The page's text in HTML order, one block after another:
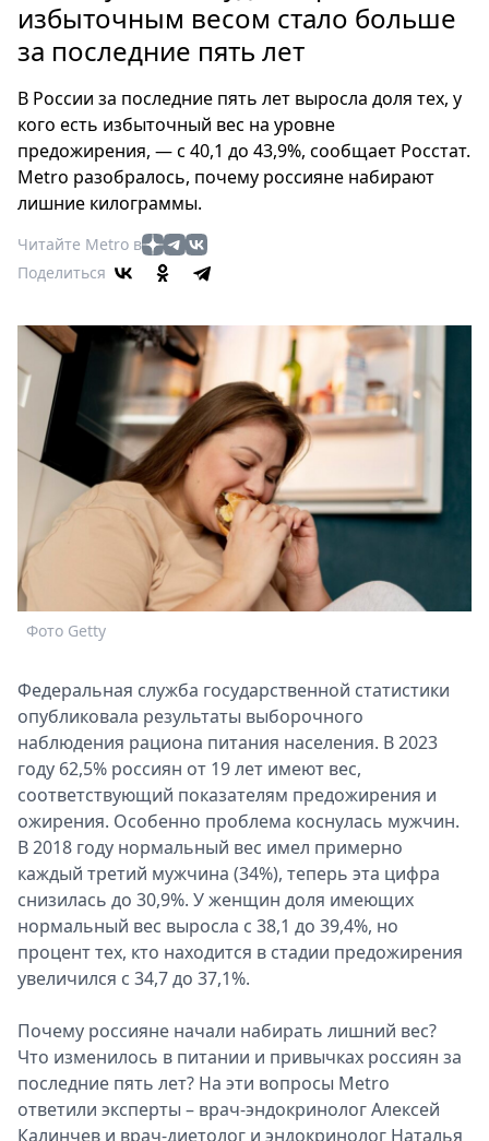
Россия
Мир
Здоровье
Еда
Туризм
Мода
Театр
Кино
Афиша
Выставки
Пресс-
релизы
О
Metro
Стримы
Спецпроекты
Звезды
Выборы
Скачай
избыточным весом стало больше
за последние пять лет
В России за последние пять лет выросла доля тех, у
кого есть избыточный вес на уровне
предожирения, — с 40,1 до 43,9%, сообщает Росстат.
Metro разобралось, почему россияне набирают
лишние килограммы.
Читайте Metro в
Поделиться
Фото Getty
Федеральная служба государственной статистики
опубликовала результаты выборочного
наблюдения рациона питания населения. В 2023
году 62,5% россиян от 19 лет имеют вес,
соответствующий показателям предожирения и
ожирения. Особенно проблема коснулась мужчин.
В 2018 году нормальный вес имел примерно
каждый третий мужчина (34%), теперь эта цифра
снизилась до 30,9%. У женщин доля имеющих
нормальный вес выросла с 38,1 до 39,4%, но
процент тех, кто находится в стадии предожирения
увеличился с 34,7 до 37,1%.
Почему россияне начали набирать лишний вес?
Что изменилось в питании и привычках россиян за
последние пять лет? На эти вопросы Metro
ответили эксперты – врач-эндокринолог Алексей
Калинчев и врач-диетолог и эндокринолог Наталья